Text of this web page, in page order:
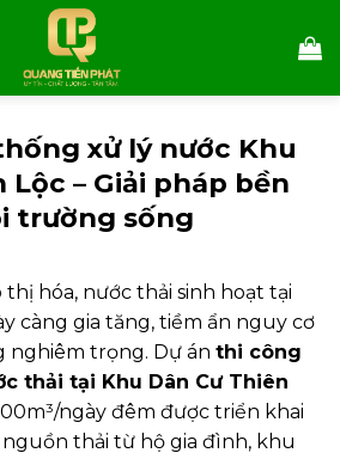
xử lý nước Khu
Lộc – Giải pháp bền
trường sống
hóa, nước thải sinh hoạt tại
càng gia tăng, tiềm ẩn nguy cơ
nghiêm trọng. Dự án thi công
thải tại Khu Dân Cư Thiên
ngày đêm được triển khai
thải từ hộ gia đình, khu